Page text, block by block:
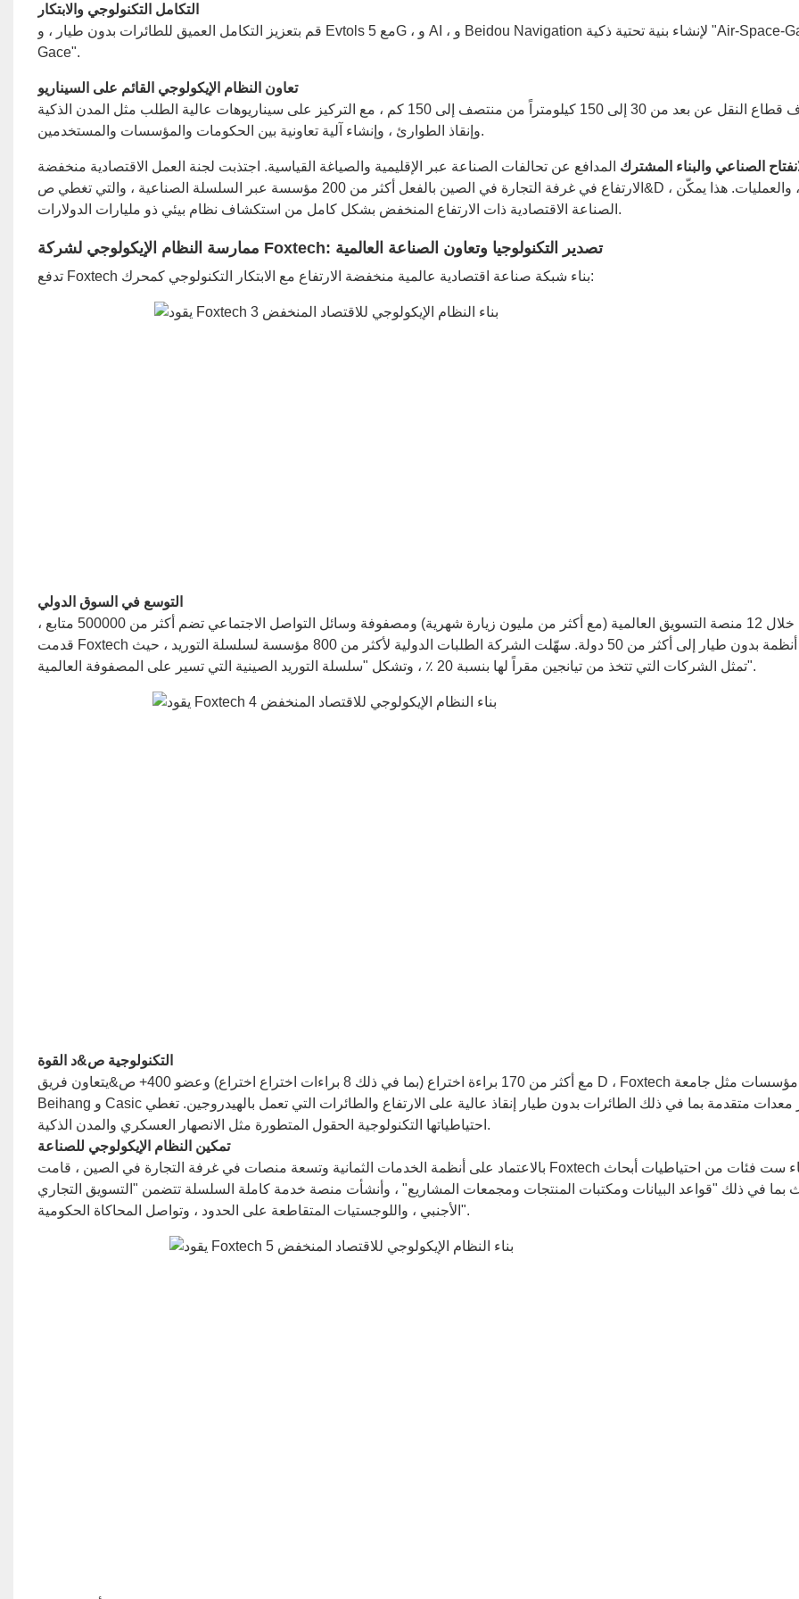
التكامل التكنولوجي والابتكار
قم بتعزيز التكامل العميق للطائرات بدون طيار ، و Evtols مع 5G ، و AI ، و Beidou Navigation لإنشاء بنية تحتية ذكية "Air-Space-Gace-
Gace".
تعاون النظام الإيكولوجي القائم على السيناريو
استهدف قطاع النقل عن بعد من 30 إلى 150 كيلومتراً من منتصف إلى 150 كم ، مع التركيز على سيناريوهات عالية الطلب مثل المدن الذكية
وإنقاذ الطوارئ ، وإنشاء آلية تعاونية بين الحكومات والمؤسسات والمستخدمين.
الصناعي والبناء المشترك المدافع عن تحالفات الصناعة عبر الإقليمية والصياغة القياسية. اجتذبت لجنة العمل الاقتصادية منخفضة
الارتفاع في غرفة التجارة في الصين بالفعل أكثر من 200 مؤسسة عبر السلسلة الصناعية ، والتي تغطي ص&D ، التصنيع ، والعمليات. هذا يمكّن
الصناعة الاقتصادية ذات الارتفاع المنخفض بشكل كامل من استكشاف نظام بيئي ذو مليارات الدولارات.
ممارسة النظام الإيكولوجي لشركة Foxtech: تصدير التكنولوجيا وتعاون الصناعة العالمية
تدفع Foxtech بناء شبكة صناعة اقتصادية عالمية منخفضة الارتفاع مع الابتكار التكنولوجي كمحرك:
التوسع في السوق الدولي
من خلال 12 منصة التسويق العالمية (مع أكثر من مليون زيارة شهرية) ومصفوفة وسائل التواصل الاجتماعي تضم أكثر من 500000 متابع ،
قدمت Foxtech منتجات أنظمة بدون طيار إلى أكثر من 50 دولة. سهّلت الشركة الطلبات الدولية لأكثر من 800 مؤسسة لسلسلة التوريد ، حيث
تمثل الشركات التي تتخذ من تيانجين مقراً لها بنسبة 20 ٪ ، وتشكل "سلسلة التوريد الصينية التي تسير على المصفوفة العالمية".
التكنولوجية ص&د القوة
مع أكثر من 170 براءة اختراع (بما في ذلك 8 براءات اختراع اختراع) وعضو 400+ ص&يتعاون فريق D ، Foxtech مع مؤسسات مثل جامعة
Beihang و Casic لتطوير معدات متقدمة بما في ذلك الطائرات بدون طيار إنقاذ عالية على الارتفاع والطائرات التي تعمل بالهيدروجين. تغطي
احتياطياتها التكنولوجية الحقول المتطورة مثل الانصهار العسكري والمدن الذكية.
تمكين النظام الإيكولوجي للصناعة
بالاعتماد على أنظمة الخدمات الثمانية وتسعة منصات في غرفة التجارة في الصين ، قامت Foxtech ببناء ست فئات من احتياطيات أبحاث
بما في ذلك "قواعد البيانات ومكتبات المنتجات ومجمعات المشاريع" ، وأنشأت منصة خدمة كاملة السلسلة تتضمن "التسويق التجاري
الأجنبي ، واللوجستيات المتقاطعة على الحدود ، وتواصل المحاكاة الحكومية".